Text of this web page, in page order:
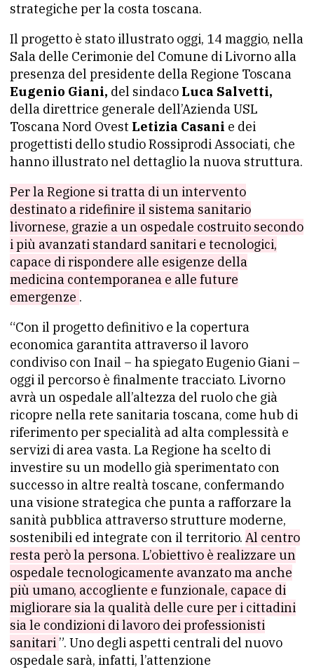
strategiche per la costa toscana.
Il progetto è stato illustrato oggi, 14 maggio, nella
Sala delle Cerimonie del Comune di Livorno alla
presenza del presidente della Regione Toscana
Eugenio Giani, del sindaco Luca Salvetti,
della direttrice generale dell’Azienda USL
Toscana Nord Ovest Letizia Casani e dei
progettisti dello studio Rossiprodi Associati, che
hanno illustrato nel dettaglio la nuova struttura.
Per la Regione si tratta di un intervento
destinato a ridefinire il sistema sanitario
livornese, grazie a un ospedale costruito secondo
i più avanzati standard sanitari e tecnologici,
capace di rispondere alle esigenze della
medicina contemporanea e alle future
emergenze .
“Con il progetto definitivo e la copertura
economica garantita attraverso il lavoro
condiviso con Inail – ha spiegato Eugenio Giani –
oggi il percorso è finalmente tracciato. Livorno
avrà un ospedale all’altezza del ruolo che già
ricopre nella rete sanitaria toscana, come hub di
riferimento per specialità ad alta complessità e
servizi di area vasta. La Regione ha scelto di
investire su un modello già sperimentato con
successo in altre realtà toscane, confermando
una visione strategica che punta a rafforzare la
sanità pubblica attraverso strutture moderne,
sostenibili ed integrate con il territorio. Al centro
resta però la persona. L’obiettivo è realizzare un
ospedale tecnologicamente avanzato ma anche
più umano, accogliente e funzionale, capace di
migliorare sia la qualità delle cure per i cittadini
sia le condizioni di lavoro dei professionisti
sanitari”. Uno degli aspetti centrali del nuovo
ospedale sarà, infatti, l’attenzione